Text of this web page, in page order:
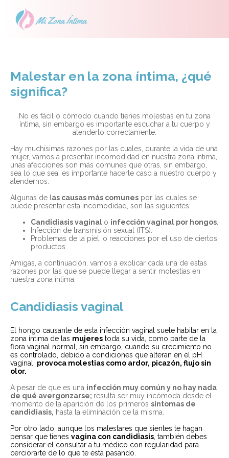
Malestar en la zona íntima, ¿qué
significa?
No es fácil o cómodo cuando tienes molestias en tu zona
íntima, sin embargo es importante escuchar a tu cuerpo y
atenderlo correctamente.
Hay muchísimas razones por las cuales, durante la vida de una
mujer, vamos a presentar incomodidad en nuestra zona íntima,
unas afecciones son más comunes que otras, sin embargo,
sea lo que sea, es importante hacerle caso a nuestro cuerpo y
atendernos.
Algunas de las causas más comunes por las cuales se
puede presentar esta incomodidad, son las siguientes:
Candidiasis vaginal o infección vaginal por hongos.
Infección de transmisión sexual (ITS).
Problemas de la piel, o reacciones por el uso de ciertos
productos.
Amigas, a continuación, vamos a explicar cada una de estas
razones por las que se puede llegar a sentir molestias en
nuestra zona íntima:
Candidiasis vaginal
El hongo causante de esta infección vaginal suele habitar en la
zona íntima de las mujeres toda su vida, como parte de la
flora vaginal normal, sin embargo, cuando su crecimiento no
es controlado, debido a condiciones que alteran en el pH
vaginal, provoca molestias como ardor, picazón, flujo sin
olor.
A pesar de que es una infección muy común y no hay nada
de qué avergonzarse; resulta ser muy incómoda desde el
momento de la aparición de los primeros síntomas de
candidiasis, hasta la eliminación de la misma.
Por otro lado, aunque los malestares que sientes te hagan
pensar que tienes vagina con candidiasis, también debes
considerar el consultar a tu médico con regularidad para
cerciorarte de lo que te está pasando.